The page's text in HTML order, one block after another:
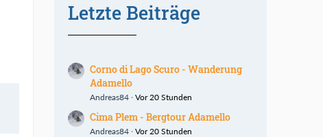
Letzte Beiträge
Corno di Lago Scuro - Wanderung
Adamello
Andreas84 Vor 20 Stunden
Cima Plem - Bergtour Adamello
Andreas84 Vor 20 Stunden